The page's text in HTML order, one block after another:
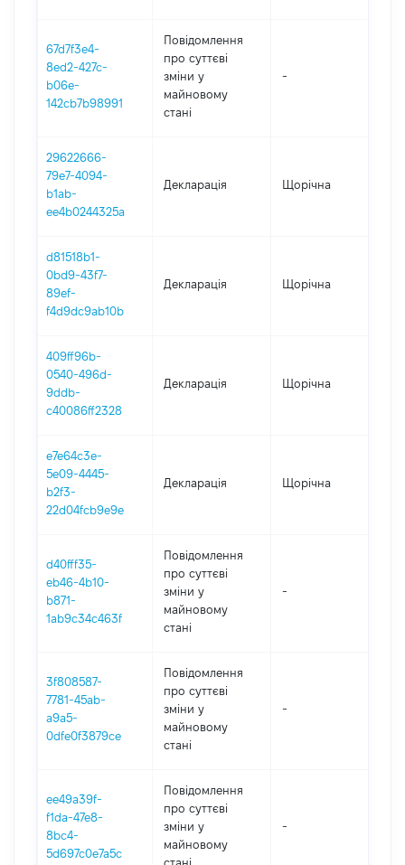
67d7f3e4-
8ed2-427c-
b06e-
142cb7b98991
Повідомлення
про суттєві
зміни y
майновому
стані
-
29622666-
79e7-4094-
b1ab-
ee4b0244325a
Декларація Щорічна
d81518b1-
0bd9-43f7-
89ef-
f4d9dc9ab10b
Декларація Щорічна
409ff96b-
0540-496d-
9ddb-
c40086ff2328
Декларація Щорічна
e7e64c3e-
5e09-4445-
b2f3-
22d04fcb9e9e
Декларація Щорічна
d40fff35-
eb46-4b10-
b871-
1ab9c34c463f
Повідомлення
про суттєві
зміни y
майновому
стані
-
3f808587-
7781-45ab-
a9a5-
0dfe0f3879ce
Повідомлення
про суттєві
зміни y
майновому
стані
-
ee49a39f-
f1da-47e8-
8bc4-
5d697c0e7a5c
Повідомлення
про суттєві
зміни y
майновому
стані
-